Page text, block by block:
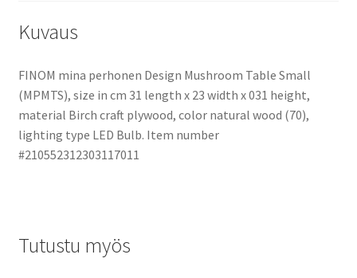
Kuvaus
FINOM mina perhonen Design Mushroom Table Small
(MPMTS), size in cm 31 length x 23 width x 031 height,
material Birch craft plywood, color natural wood (70),
lighting type LED Bulb. Item number
#210552312303117011
Tutustu myös